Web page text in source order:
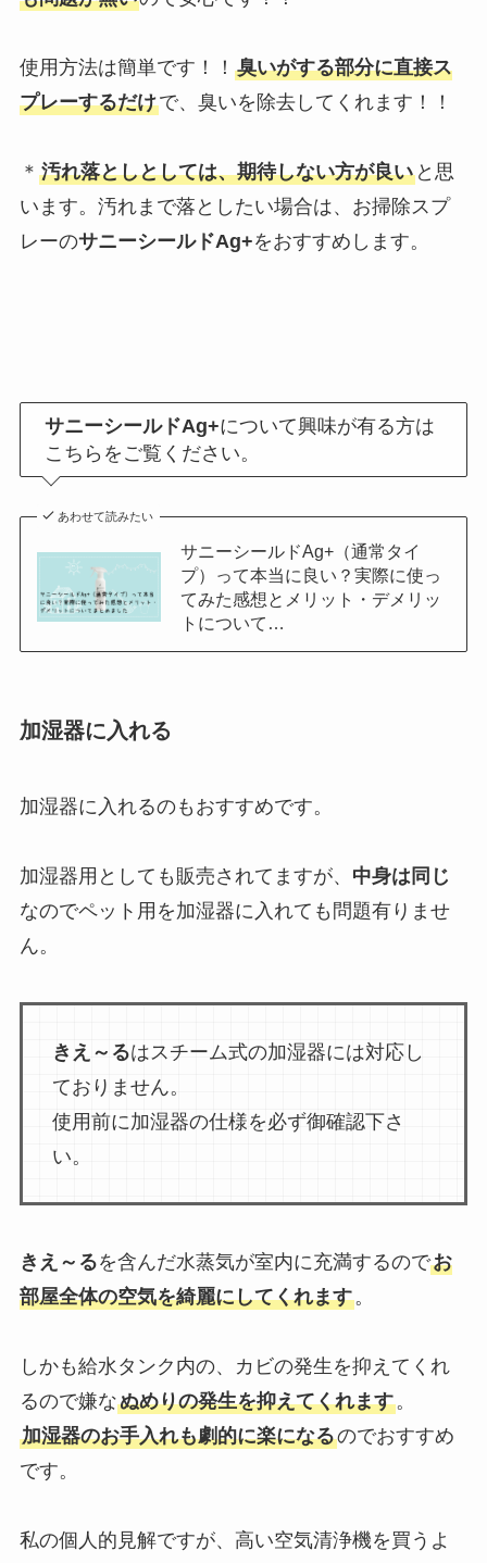
使用方法は簡単です！！ 臭いがする部分に直接ス
プレーするだけで、臭いを除去してくれます！！
＊ 汚れ落としとしては、期待しない方が良いと思
います。汚れまで落としたい場合は、お掃除スプ
レーのサニーシールドAg+をおすすめします。
サニーシールドAg+について興味が有る方は
こちらをご覧ください。
あわせて読みたい
サニーシールドAg+（通常タイ
プ）って本当に良い？実際に使っ
てみた感想とメリット・デメリッ
トについて…
加湿器に入れる
加湿器に入れるのもおすすめです。
加湿器用としても販売されてますが、 中身は同じ
なのでペット用を加湿器に入れても問題有りませ
ん。
きえ～るはスチーム式の加湿器には対応し
ておりません。
使用前に加湿器の仕様を必ず御確認下さ
い。
きえ～るを含んだ水蒸気が室内に充満するのでお
部屋全体の空気を綺麗にしてくれます。
しかも給水タンク内の、カビの発生を抑えてくれ
るので嫌なぬめりの発生を抑えてくれます。
加湿器のお手入れも劇的に楽になるのでおすすめ
です。
私の個人的見解ですが、高い空気清浄機を買うよ